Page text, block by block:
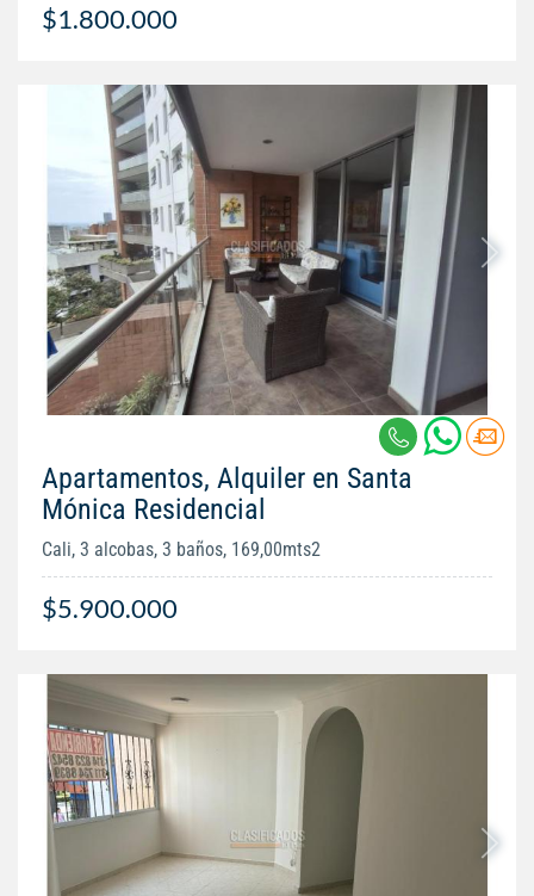
$1.800.000
Apartamentos, Alquiler en Santa
Mónica Residencial
Cali, 3 alcobas, 3 baños, 169,00mts2
$5.900.000